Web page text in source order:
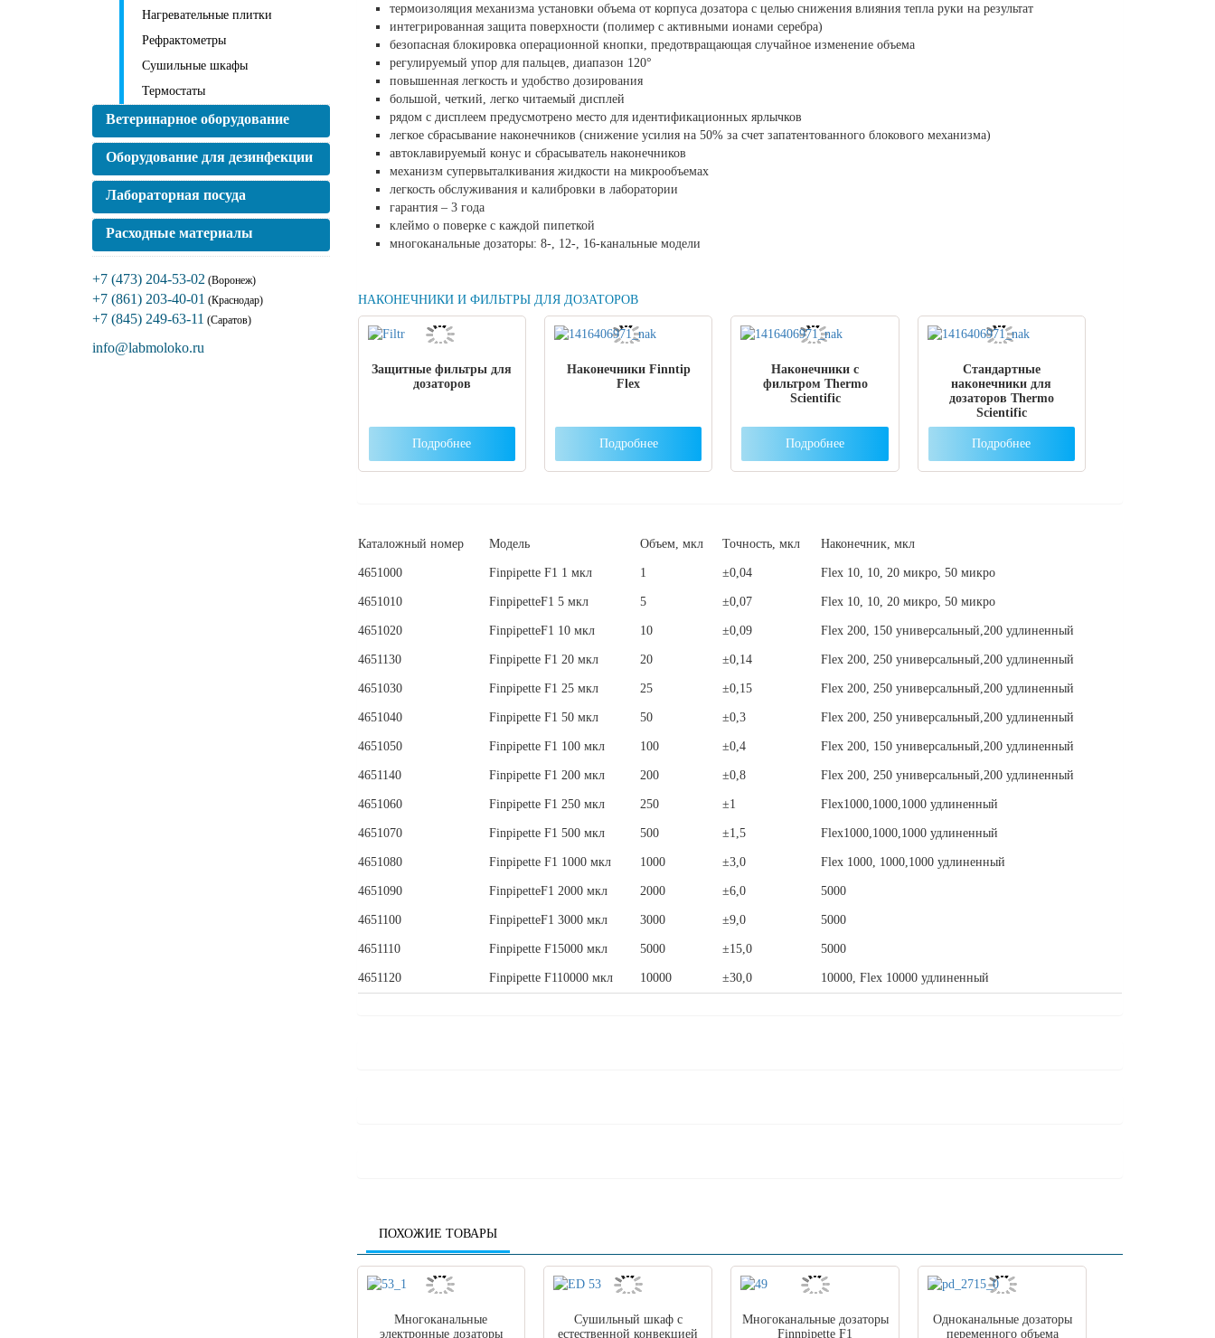
термоизоляция механизма установки объема от корпуса дозатора с целью снижения влияния тепла руки на результат
интегрированная защита поверхности (полимер с активными ионами серебра)
безопасная блокировка операционной кнопки, предотвращающая случайное изменение объема
регулируемый упор для пальцев, диапазон 120°
повышенная легкость и удобство дозирования
большой, четкий, легко читаемый дисплей
рядом с дисплеем предусмотрено место для идентификационных ярлычков
легкое сбрасывание наконечников (снижение усилия на 50% за счет запатентованного блокового механизма)
автоклавируемый конус и сбрасыватель наконечников
механизм супервыталкивания жидкости на микрообъемах
легкость обслуживания и калибровки в лаборатории
гарантия – 3 года
клеймо о поверке с каждой пипеткой
многоканальные дозаторы: 8-, 12-, 16-канальные модели
НАКОНЕЧНИКИ И ФИЛЬТРЫ ДЛЯ ДОЗАТОРОВ
Защитные фильтры для
дозаторов
Подробнее
Наконечники Finntip
Flex
Подробнее
Наконечники с
фильтром Thermo
Scientific
Подробнее
Стандартные
наконечники для
дозаторов Thermo
Scientific
Подробнее
Каталожный номер Модель Объем, мкл Точность, мкл Наконечник, мкл
4651000 Finpipette F1 1 мкл 1 ±0,04 Flex 10, 10, 20 микро, 50 микро
4651010 FinpipetteF1 5 мкл 5 ±0,07 Flex 10, 10, 20 микро, 50 микро
4651020 FinpipetteF1 10 мкл 10 ±0,09 Flex 200, 150 универсальный,200 удлиненный
4651130 Finpipette F1 20 мкл 20 ±0,14 Flex 200, 250 универсальный,200 удлиненный
4651030 Finpipette F1 25 мкл 25 ±0,15 Flex 200, 250 универсальный,200 удлиненный
4651040 Finpipette F1 50 мкл 50 ±0,3 Flex 200, 250 универсальный,200 удлиненный
4651050 Finpipette F1 100 мкл 100 ±0,4 Flex 200, 150 универсальный,200 удлиненный
4651140 Finpipette F1 200 мкл 200 ±0,8 Flex 200, 250 универсальный,200 удлиненный
4651060 Finpipette F1 250 мкл 250 ±1 Flex1000,1000,1000 удлиненный
4651070 Finpipette F1 500 мкл 500 ±1,5 Flex1000,1000,1000 удлиненный
4651080 Finpipette F1 1000 мкл 1000 ±3,0 Flex 1000, 1000,1000 удлиненный
4651090 FinpipetteF1 2000 мкл 2000 ±6,0 5000
4651100 FinpipetteF1 3000 мкл 3000 ±9,0 5000
4651110 Finpipette F15000 мкл 5000 ±15,0 5000
4651120 Finpipette F110000 мкл 10000 ±30,0 10000, Flex 10000 удлиненный
ПОХОЖИЕ ТОВАРЫ
Многоканальные
электронные дозаторы
Сушильный шкаф с
естественной конвекцией
Многоканальные дозаторы
Finnpipette F1
Одноканальные дозаторы
переменного объема
Нагревательные плитки
Рефрактометры
Сушильные шкафы
Термостаты
Ветеринарное оборудование
Оборудование для дезинфекции
Лабораторная посуда
Расходные материалы
+7 (473) 204-53-02 (Воронеж)
+7 (861) 203-40-01 (Краснодар)
+7 (845) 249-63-11 (Саратов)
info@labmoloko.ru